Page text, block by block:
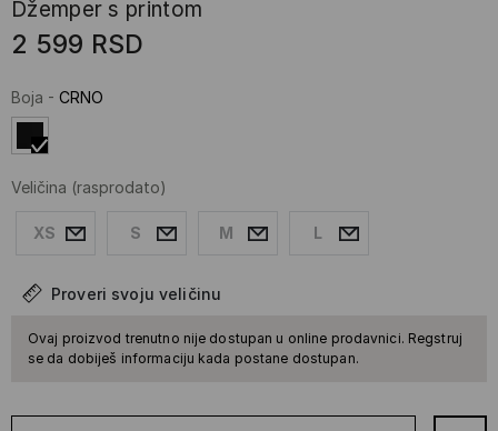
Džemper s printom
2 599 RSD
Boja - CRNO
Veličina (rasprodato)
XS S M L
Proveri svoju veličinu
Ovaj proizvod trenutno nije dostupan u online prodavnici. Regstruj
se da dobiješ informaciju kada postane dostupan.